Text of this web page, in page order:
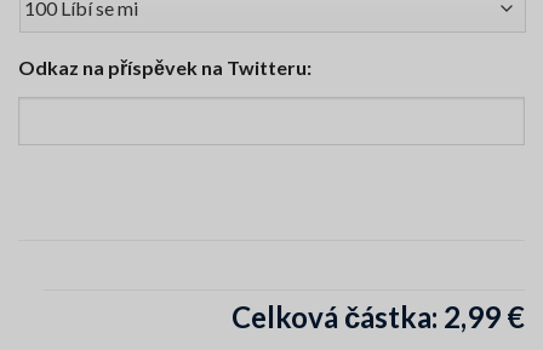
Odkaz na příspěvek na Twitteru:
Celková částka: 2,99 €